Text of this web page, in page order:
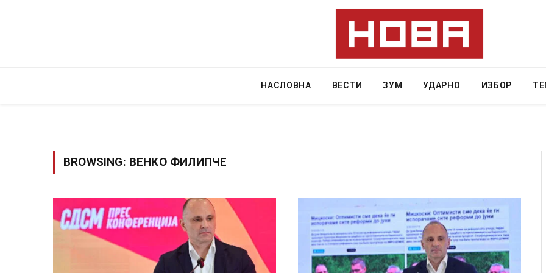
НАСЛОВНА ВЕСТИ ЗУМ УДАРНО ИЗБОР
BROWSING: ВЕНКО ФИЛИПЧЕ
главниот српски град – оштетени автомобили и